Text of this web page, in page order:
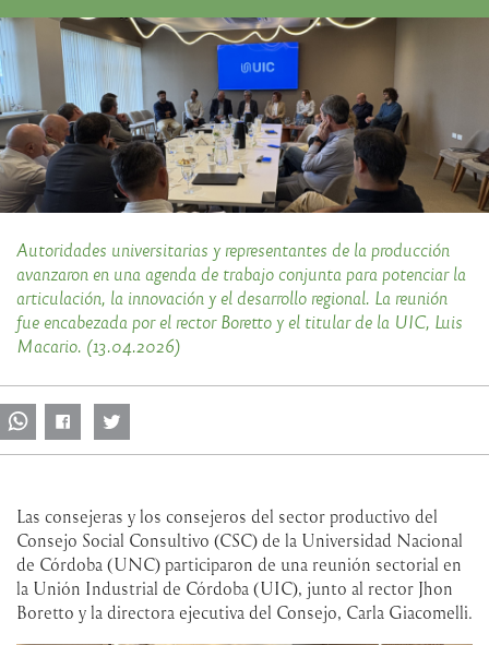
Autoridades universitarias y representantes de la producción
avanzaron en una agenda de trabajo conjunta para potenciar la
articulación, la innovación y el desarrollo regional. La reunión
fue encabezada por el rector Boretto y el titular de la UIC, Luis
Macario. (13.04.2026)
Las consejeras y los consejeros del sector productivo del
Consejo Social Consultivo (CSC) de la Universidad Nacional
de Córdoba (UNC) participaron de una reunión sectorial en
la Unión Industrial de Córdoba (UIC), junto al rector Jhon
Boretto y la directora ejecutiva del Consejo, Carla Giacomelli.